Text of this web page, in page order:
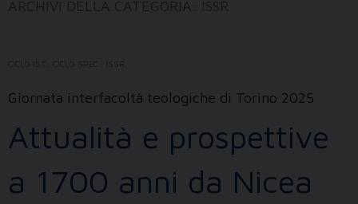
CICLO IST.
Giornata interfacoltà teologiche di Torino 2025
Attualità e prospettive
a 1700 anni da Nicea